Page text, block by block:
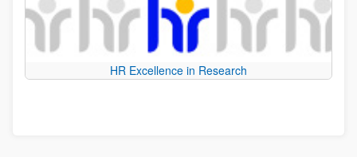
HR Excellence in Research